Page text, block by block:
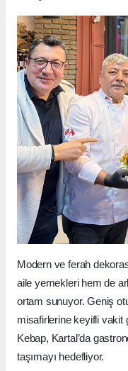
Modern ve ferah
aile yemekleri hem de
ortam sunuyor. Geniş
misafirlerine keyifli vakit
Kebap, Kartal’da
taşımayı hedefliyor.